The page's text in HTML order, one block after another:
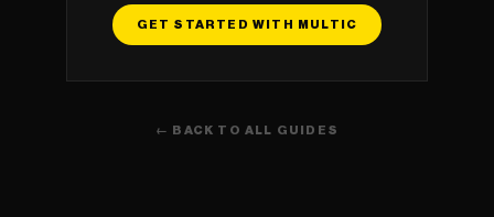
GET STARTED WITH MULTIC
← BACK TO ALL GUIDES